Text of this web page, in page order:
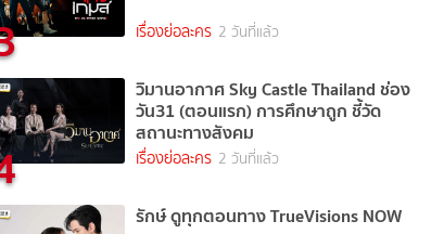
เรื่องย่อละคร 2 วันที่แล้ว
วิมานอากาศ Sky Castle Thailand ช่อง
วัน31 (ตอนแรก) การศึกษาถูก ชี้วัด
สถานะทางสังคม
เรื่องย่อละคร 2 วันที่แล้ว
รักษ์ ดูทุกตอนทาง TrueVisions NOW